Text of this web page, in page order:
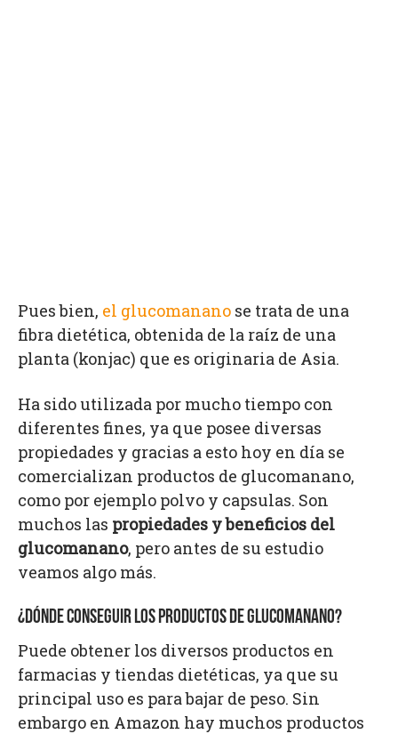
Pues bien, el glucomanano se trata de una
fibra dietética, obtenida de la raíz de una
planta (konjac) que es originaria de Asia.
Ha sido utilizada por mucho tiempo con
diferentes fines, ya que posee diversas
propiedades y gracias a esto hoy en día se
comercializan productos de glucomanano,
como por ejemplo polvo y capsulas. Son
muchos las propiedades y beneficios del
glucomanano, pero antes de su estudio
veamos algo más.
¿DÓNDE CONSEGUIR LOS PRODUCTOS DE GLUCOMANANO?
Puede obtener los diversos productos en
farmacias y tiendas dietéticas, ya que su
principal uso es para bajar de peso. Sin
embargo en Amazon hay muchos productos